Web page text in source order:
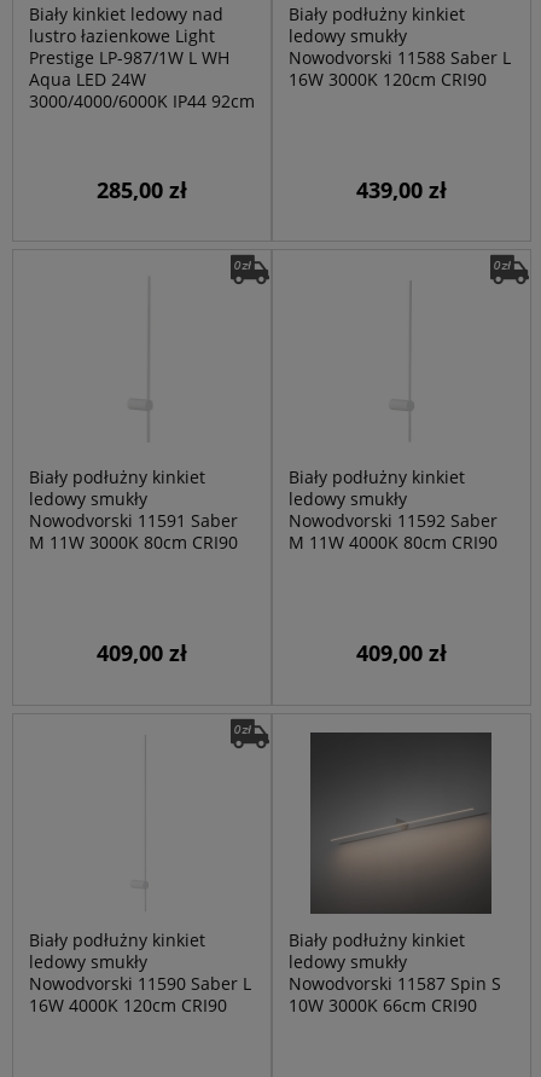
Biały kinkiet ledowy nad
lustro łazienkowe Light
Prestige LP-987/1W L WH
Aqua LED 24W
3000/4000/6000K IP44 92cm
285,00 zł
Biały podłużny kinkiet
ledowy smukły
Nowodvorski 11588 Saber L
16W 3000K 120cm CRI90
439,00 zł
Biały podłużny kinkiet
ledowy smukły
Nowodvorski 11591 Saber
M 11W 3000K 80cm CRI90
409,00 zł
Biały podłużny kinkiet
ledowy smukły
Nowodvorski 11592 Saber
M 11W 4000K 80cm CRI90
409,00 zł
Biały podłużny kinkiet
ledowy smukły
Nowodvorski 11590 Saber L
16W 4000K 120cm CRI90
Biały podłużny kinkiet
ledowy smukły
Nowodvorski 11587 Spin S
10W 3000K 66cm CRI90